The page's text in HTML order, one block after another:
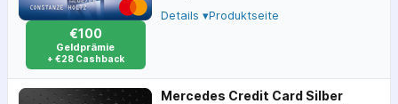
€100
Geldprämie
+ €28 Cashback
Details ▾Produktseite
Mercedes Credit Card Silber